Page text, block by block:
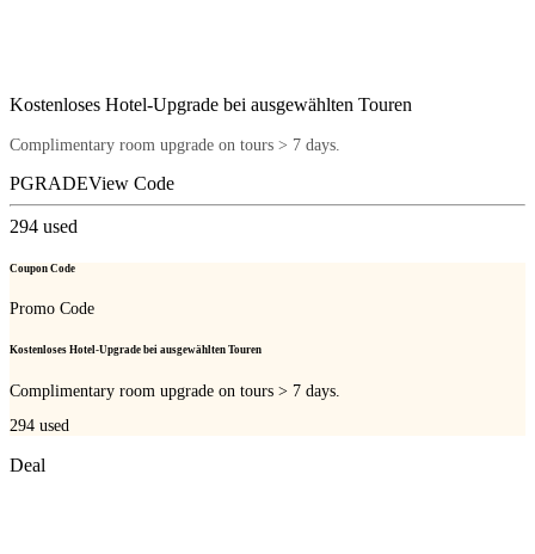
Kostenloses Hotel-Upgrade bei ausgewählten Touren
Complimentary room upgrade on tours > 7 days.
PGRADEView Code
294 used
Coupon Code
Promo Code
Kostenloses Hotel-Upgrade bei ausgewählten Touren
Complimentary room upgrade on tours > 7 days.
294 used
Deal